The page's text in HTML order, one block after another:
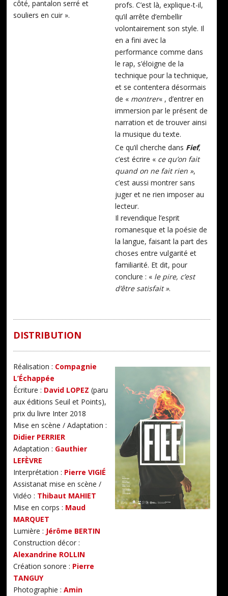
côté, pantalon serré et
souliers en cuir ».
profs. C’est là, explique-t-il,
qu’il arrête d’embellir
volontairement son style. Il
en a fini avec la
performance comme dans
le rap, s’éloigne de la
technique pour la technique,
et se contentera désormais
de « montrer« , d’entrer en
immersion par le présent de
narration et de trouver ainsi
la musique du texte.
Ce qu’il cherche dans Fief,
c’est écrire « ce qu’on fait
quand on ne fait rien »,
c’est aussi montrer sans
juger et ne rien imposer au
lecteur.
Il revendique l’esprit
romanesque et la poésie de
la langue, faisant la part des
choses entre vulgarité et
familiarité. Et dit, pour
conclure : « le pire, c’est
d’être satisfait ».
DISTRIBUTION
Réalisation : Compagnie
L’Échappée
Écriture : David LOPEZ (paru
aux éditions Seuil et Points),
prix du livre Inter 2018
Mise en scène / Adaptation :
Didier PERRIER
Adaptation : Gauthier
LEFÈVRE
Interprétation : Pierre VIGIÉ
Assistanat mise en scène /
Vidéo : Thibaut MAHIET
Mise en corps : Maud
MARQUET
Lumière : Jérôme BERTIN
Construction décor :
Alexandrine ROLLIN
Création sonore : Pierre
TANGUY
Photographie :Amin